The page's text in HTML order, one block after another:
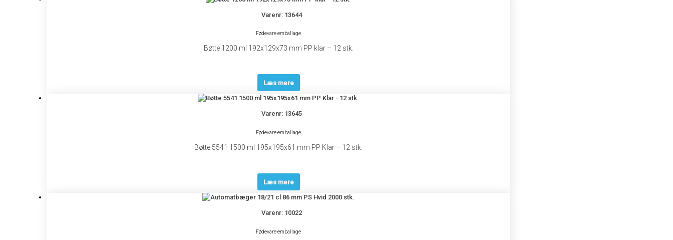
Varenr: 13644
Fødevare emballage
Bøtte 1200 ml 192x129x73 mm PP klar – 12 stk.
Læs mere
Varenr: 13645
Fødevare emballage
Bøtte 5541 1500 ml 195x195x61 mm PP Klar – 12 stk.
Læs mere
Varenr: 10022
Fødevare emballage